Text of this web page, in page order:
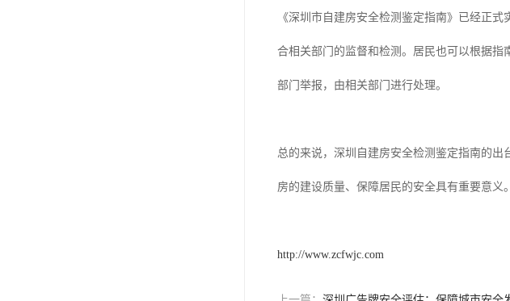
《深圳市自建房安全检测鉴定指南》已经正
合相关部门的监督和检测。居民也可以根据
部门举报，由相关部门进行处理。
总的来说，深圳自建房安全检测鉴定指南的
房的建设质量、保障居民的安全具有重要意义
http://www.zcfwjc.com